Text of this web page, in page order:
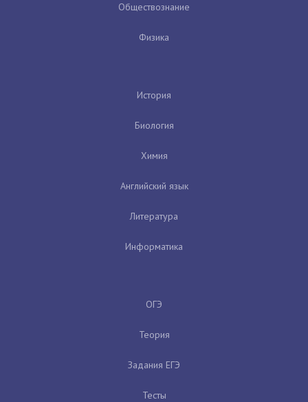
Обществознание
Физика
История
Биология
Химия
Английский язык
Литература
Информатика
ОГЭ
Теория
Задания ЕГЭ
Тесты